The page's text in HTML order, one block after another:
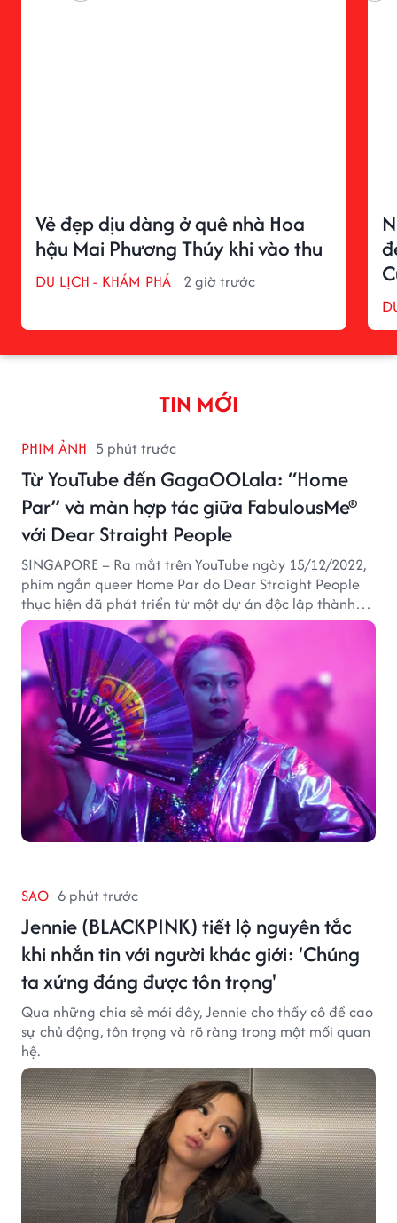
Vẻ đẹp dịu dàng ở quê nhà Hoa
hậu Mai Phương Thúy khi vào thu
DU LỊCH - KHÁM PHÁ 2 giờ trước
TIN MỚI
PHIM ẢNH 5 phút trước
Từ YouTube đến GagaOOLala: “Home
Par” và màn hợp tác giữa FabulousMe®
với Dear Straight People
SINGAPORE – Ra mắt trên YouTube ngày 15/12/2022,
phim ngắn queer Home Par do Dear Straight People
thực hiện đã phát triển từ một dự án độc lập thành
tác phẩm tiếp cận khán giả quốc tế thông qua nền
tảng LGBTQ+ GagaOOLala. FabulousMe tham gia với
vai trò nhà tài trợ chính thức, trong khi nhà sáng lập
Lan Vu đảm nhiệm vị trí executive producer.
SAO 6 phút trước
Jennie (BLACKPINK) tiết lộ nguyên tắc
khi nhắn tin với người khác giới: 'Chúng
ta xứng đáng được tôn trọng'
Qua những chia sẻ mới đây, Jennie cho thấy cô đề cao
sự chủ động, tôn trọng và rõ ràng trong một mối quan
hệ.